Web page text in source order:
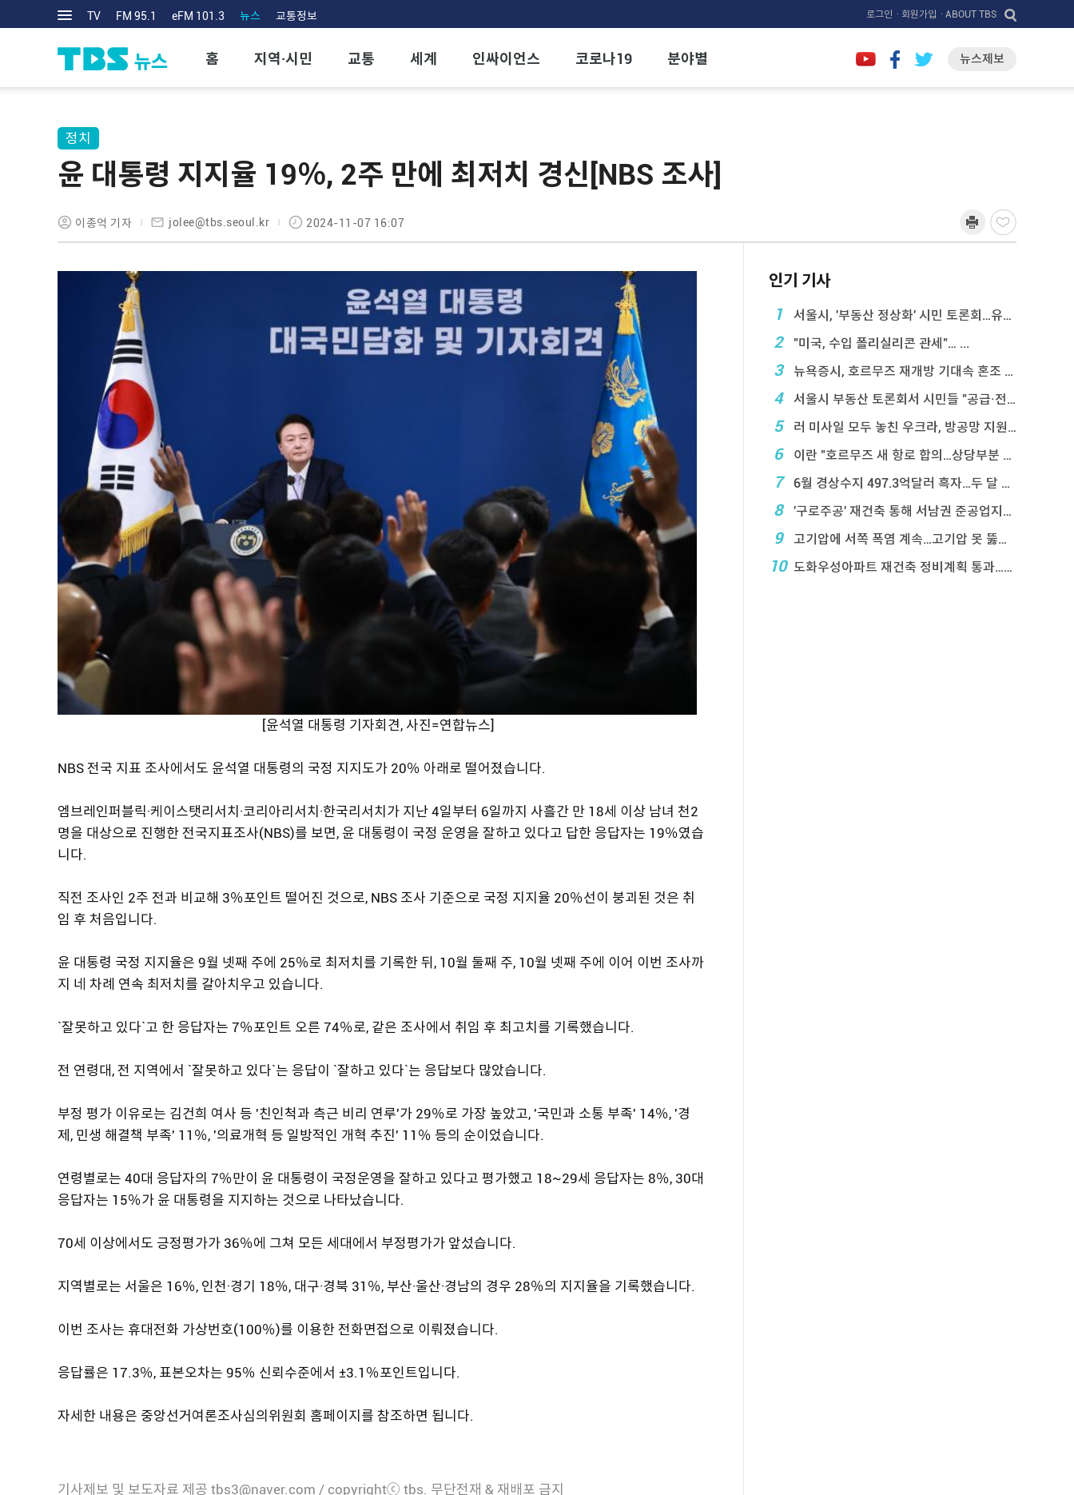
TV FM 95.1 eFM 101.3 뉴스 교통정보 로그인 · 회원가입 · ABOUT TBS
홈 지역·시민 교통 세계 인싸이언스 코로나19 분야별 뉴스제보
정치
윤 대통령 지지율 19％, 2주 만에 최저치 경신[NBS 조사]
이종억 기자 jolee@tbs.seoul.kr 2024-11-07 16:07
[윤석열 대통령 기자회견, 사진=연합뉴스]
NBS 전국 지표 조사에서도 윤석열 대통령의 국정 지지도가 20％ 아래로 떨어졌습니다.
엠브레인퍼블릭·케이스탯리서치·코리아리서치·한국리서치가 지난 4일부터 6일까지 사흘간 만 18세 이상 남녀 천2
명을 대상으로 진행한 전국지표조사(NBS)를 보면, 윤 대통령이 국정 운영을 잘하고 있다고 답한 응답자는 19％였습
니다.
직전 조사인 2주 전과 비교해 3％포인트 떨어진 것으로, NBS 조사 기준으로 국정 지지율 20％선이 붕괴된 것은 취
임 후 처음입니다.
윤 대통령 국정 지지율은 9월 넷째 주에 25％로 최저치를 기록한 뒤, 10월 둘째 주, 10월 넷째 주에 이어 이번 조사까
지 네 차례 연속 최저치를 갈아치우고 있습니다.
`잘못하고 있다`고 한 응답자는 7％포인트 오른 74％로, 같은 조사에서 취임 후 최고치를 기록했습니다.
전 연령대, 전 지역에서 `잘못하고 있다`는 응답이 `잘하고 있다`는 응답보다 많았습니다.
부정 평가 이유로는 김건희 여사 등 '친인척과 측근 비리 연루'가 29％로 가장 높았고, '국민과 소통 부족' 14％, '경
제, 민생 해결책 부족' 11％, '의료개혁 등 일방적인 개혁 추진' 11％ 등의 순이었습니다.
연령별로는 40대 응답자의 7％만이 윤 대통령이 국정운영을 잘하고 있다고 평가했고 18~29세 응답자는 8％, 30대
응답자는 15％가 윤 대통령을 지지하는 것으로 나타났습니다.
70세 이상에서도 긍정평가가 36％에 그쳐 모든 세대에서 부정평가가 앞섰습니다.
지역별로는 서울은 16％, 인천·경기 18％, 대구·경북 31％, 부산·울산·경남의 경우 28％의 지지율을 기록했습니다.
이번 조사는 휴대전화 가상번호(100％)를 이용한 전화면접으로 이뤄졌습니다.
응답률은 17.3％, 표본오차는 95％ 신뢰수준에서 ±3.1％포인트입니다.
자세한 내용은 중앙선거여론조사심의위원회 홈페이지를 참조하면 됩니다.
기사제보 및 보도자료 제공 tbs3@naver.com / copyrightⓒ tbs. 무단전재 & 재배포 금지
인기 기사
1
서울시, '부동산 정상화' 시민 토론회…유튜브 생중계
2 "미국, 수입 폴리실리콘 관세"… ...
3 뉴욕증시, 호르무즈 재개방 기대속 혼조 마감…나스닥 ...
4 서울시 부동산 토론회서 시민들 "공급·전월 ...
5 러 미사일 모두 놓친 우크라, 방공망 지원 호소
6 이란 "호르무즈 새 항로 합의…상당부분 이 ...
7 6월 경상수지 497.3억달러 흑자…두 달 연속 역 ...
8 '구로주공' 재건축 통해 서남권 준공업지에 3,28 ...
9 고기압에 서쪽 폭염 계속…고기압 못 뚫은 태풍은 상 ...
10 도화우성아파트 재건축 정비계획 통과…1,612세대 ...